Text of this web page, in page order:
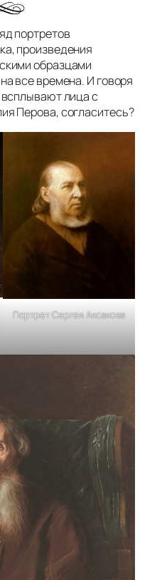
портретов
произведения
образцами
все времена. И говоря
лица с
Перова, согласитесь?
Портрет Сергея Аксакова